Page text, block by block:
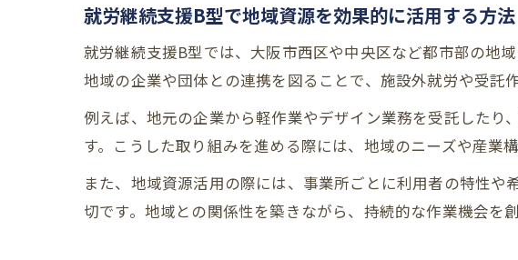
就労継続
自分らし
資源活用型
資源活用
就労継続
就労継続
持続可能
就労継続支援B型で地域資源を効果的に活用する方法
就労継続支援B型では、大阪市西区や中央区など都市部の地
地域の企業や団体との連携を図ることで、施設外就労や受託
例えば、地元の企業から軽作業やデザイン業務を受託した
す。こうした取り組みを進める際には、地域のニーズや産業
また、地域資源活用の際には、事業所ごとに利用者の特性
切です。地域との関係性を築きながら、持続的な作業機会を